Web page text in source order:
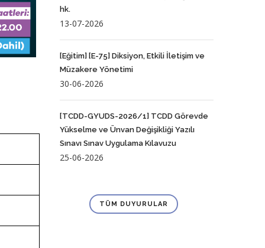
hk.
13-07-2026
[Eğitim] [E-75] Diksiyon, Etkili İletişim ve
Müzakere Yönetimi
30-06-2026
[TCDD-GYUDS-2026/1] TCDD Görevde
Yükselme ve Ünvan Değişikliği Yazılı
Sınavı Sınav Uygulama Kılavuzu
25-06-2026
TÜM DUYURULAR